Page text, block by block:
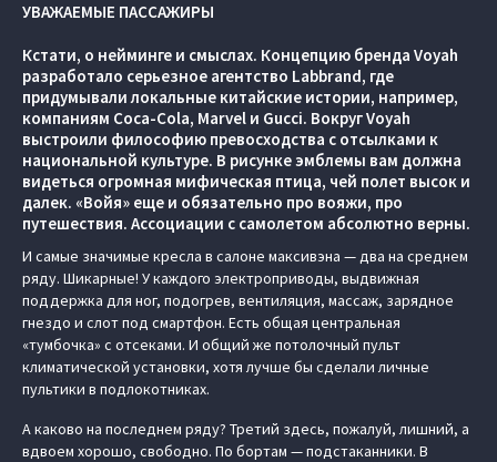
УВАЖАЕМЫЕ ПАССАЖИРЫ
Кстати, о нейминге и смыслах. Концепцию бренда Voyah
разработало серьезное агентство Labbrand, где
придумывали локальные китайские истории, например,
компаниям Coca-Cola, Marvel и Gucci. Вокруг Voyah
выстроили философию превосходства с отсылками к
национальной культуре. В рисунке эмблемы вам должна
видеться огромная мифическая птица, чей полет высок и
далек. «Войя» еще и обязательно про вояжи, про
путешествия. Ассоциации с самолетом абсолютно верны.
И самые значимые кресла в салоне максивэна — два на среднем
ряду. Шикарные! У каждого электроприводы, выдвижная
поддержка для ног, подогрев, вентиляция, массаж, зарядное
гнездо и слот под смартфон. Есть общая центральная
«тумбочка» с отсеками. И общий же потолочный пульт
климатической установки, хотя лучше бы сделали личные
пультики в подлокотниках.
А каково на последнем ряду? Третий здесь, пожалуй, лишний, а
вдвоем хорошо, свободно. По бортам — подстаканники. В